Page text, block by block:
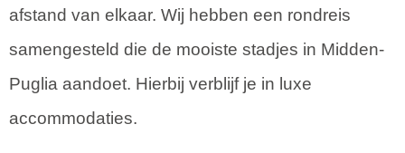
afstand van elkaar. Wij hebben een rondreis
samengesteld die de mooiste stadjes in Midden-
Puglia aandoet. Hierbij verblijf je in luxe
accommodaties.